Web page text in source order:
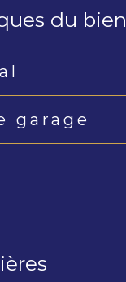
du bien
garage